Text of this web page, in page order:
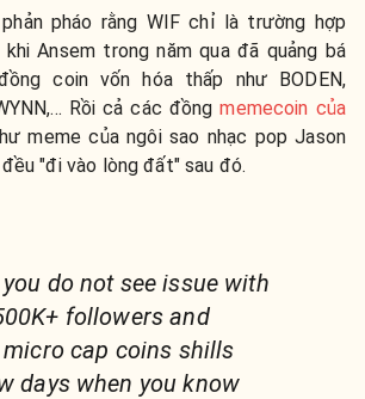
pháo rằng WIF chỉ là trường hợp
Ansem trong năm qua đã quảng bá
coin vốn hóa thấp như BODEN,
Rồi cả các đồngmemecoin của
meme của ngôi sao nhạc pop Jason
"đi vào lòng đất" sau đó.
do not see issue with
followers and
cap coins shills
days when you know